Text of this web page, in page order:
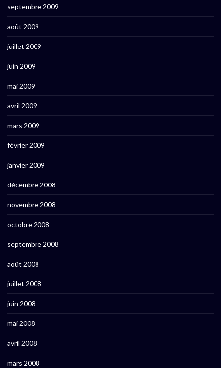
septembre 2009
août 2009
juillet 2009
juin 2009
mai 2009
avril 2009
mars 2009
février 2009
janvier 2009
décembre 2008
novembre 2008
octobre 2008
septembre 2008
août 2008
juillet 2008
juin 2008
mai 2008
avril 2008
mars 2008